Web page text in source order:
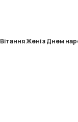
Вітання Жені з Днем